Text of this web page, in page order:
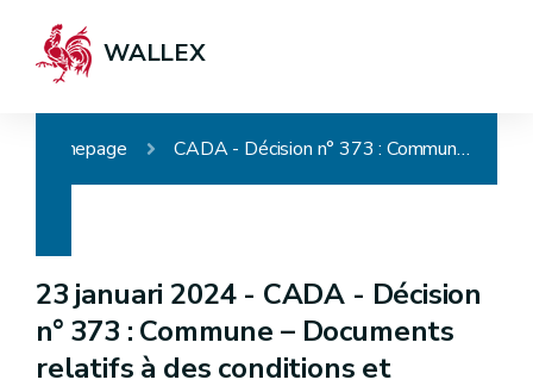
WALLEX
Homepage CADA - Décision n° 373 : Commune – Documents relatifs à des conditions et avantages octroyés dans le cadre de l'attribution d'un droit d'exploitation – Irrecevabilité
23 januari 2024 - CADA - Décision
n° 373 : Commune – Documents
relatifs à des conditions et